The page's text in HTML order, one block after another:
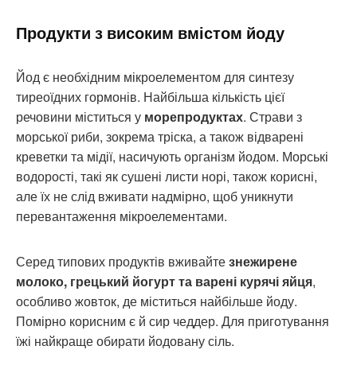
Продукти з високим вмістом йоду
Йод є необхідним мікроелементом для синтезу
тиреоїдних гормонів. Найбільша кількість цієї
речовини міститься у морепродуктах. Страви з
морської риби, зокрема тріска, а також відварені
креветки та мідії, насичують організм йодом. Морські
водорості, такі як сушені листи норі, також корисні,
але їх не слід вживати надмірно, щоб уникнути
перевантаження мікроелементами.
Серед типових продуктів вживайтезнежирене
молоко, грецький йогурт та варені курячі яйця,
особливо жовток, де міститься найбільше йоду.
Помірно корисним є й сир чеддер. Для приготування
їжі найкраще обирати йодовану сіль.